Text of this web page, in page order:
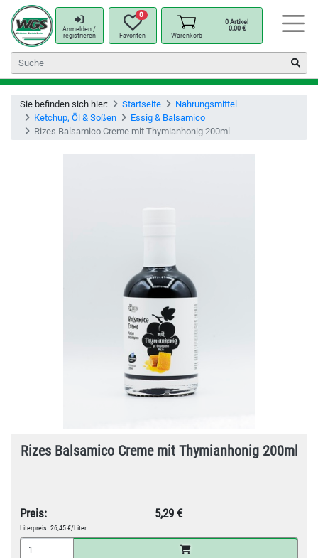
Anmelden /
registrieren
0
Favoriten Warenkorb
0Artikel
0,00 €
Sie befinden sich hier: Startseite
Nahrungsmittel
Ketchup, Öl & Soßen
Essig & Balsamico
Rizes Balsamico Creme mit Thymianhonig 200ml
Rizes Balsamico Creme mit Thymianhonig 200ml
Preis: 5,29 €
Literpreis: 26,45 €/Liter